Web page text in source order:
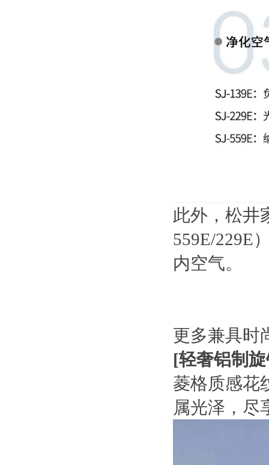
此外，松井
559E/229E
内空气。
更多兼具时
[轻奢铝制
菱格质感花
属光泽，尽